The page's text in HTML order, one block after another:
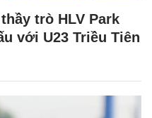
trò HLV Park
với U23 Triều Tiên